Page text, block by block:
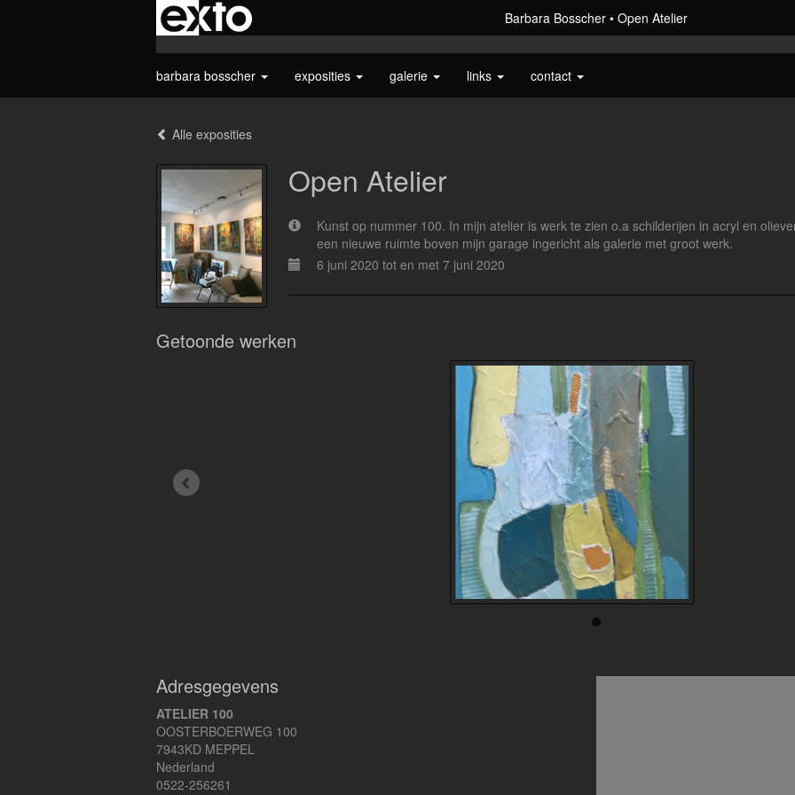
Barbara Bosscher Open Atelier
barbara bosscher exposities galerie links contact
Alle exposities
Open Atelier
Kunst op nummer 100. In mijn atelier is werk te zien o.a schilderijen in acryl en
een nieuwe ruimte boven mijn garage ingericht als galerie met groot werk.
6 juni 2020 tot en met 7 juni 2020
Getoonde werken
Adresgegevens
ATELIER 100
OOSTERBOERWEG 100
7943KD MEPPEL
Nederland
0522-256261